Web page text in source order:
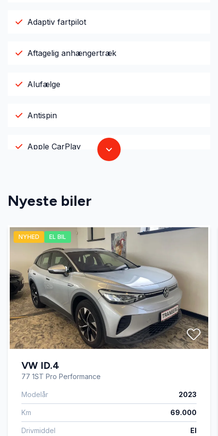
Adaptiv fartpilot
Aftagelig anhængertræk
Alufælge
Antispin
Apple CarPlay
Automatisk parkeringssystem
Blind vinkel detektion
DAB+ radio
El-klapbare sidespejle med varme
El-ruder x4
Elektrisk bagagerum
Fjernbetjent centrallås
Fuld LED forlygter
Nyeste biler
NYHED EL BIL
VW ID.4
77 1ST Pro Performance
Modelår 2023
Km 69.000
Drivmiddel El